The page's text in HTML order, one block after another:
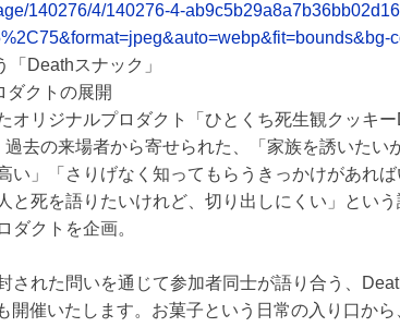
140276/4/140276-4-
Deathスナック」
ダクトの展開
オリジナルプロダクト「ひとくち死生観クッキ
去の来場者から寄せられた、「家族を誘いたい
い」「さりげなく知ってもらうきっかけがあれば
と死を語りたいけれど、切り出しにくい」という
ダクトを企画。
された問いを通じて参加者同士が語り合う、
開催いたします。お菓子という日常の入り口から